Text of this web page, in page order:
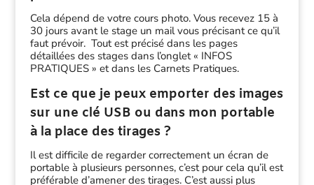
Cela dépend de votre cours photo. Vous recevez 15 à
30 jours avant le stage un mail vous précisant ce qu’il
faut prévoir. Tout est précisé dans les pages
détaillées des stages dans l’onglet « INFOS
PRATIQUES » et dans les Carnets Pratiques.
Est ce que je peux emporter des images
sur une clé USB ou dans mon portable
à la place des tirages ?
Il est difficile de regarder correctement un écran de
portable à plusieurs personnes, c’est pour cela qu’il est
préférable d’amener des tirages. C’est aussi plus